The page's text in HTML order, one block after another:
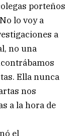
porteños
lo voy a
a
no una
Ella nunca
nos
a la hora de
el